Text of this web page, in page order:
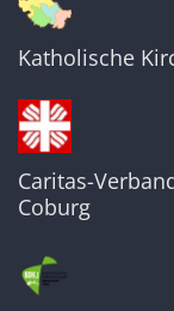
Katholische
Caritas-
Coburg